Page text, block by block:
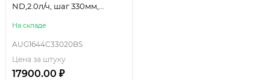
ND,2.0л/ч, шаг 330мм,
На складе
AUG1644C33020BS
Цена за штуку
17900.00 ₽